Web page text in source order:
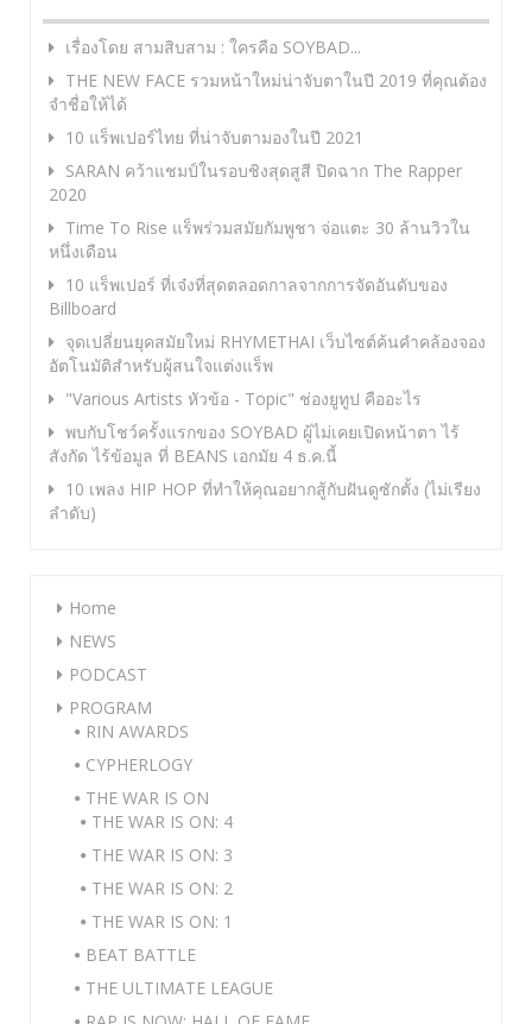
เรื่องโดย สามสิบสาม : ใครคือ SOYBAD...
THE NEW FACE รวมหน้าใหม่น่าจับตาในปี 2019 ที่คุณต้อง
จำชื่อให้ได้
10 แร็พเปอร์ไทย ที่น่าจับตามองในปี 2021
SARAN คว้าแชมป์ในรอบชิงสุดสูสี ปิดฉาก The Rapper
2020
Time To Rise แร็พร่วมสมัยกัมพูชา จ่อแตะ 30 ล้านวิวใน
หนึ่งเดือน
10 แร็พเปอร์ ที่เจ๋งที่สุดตลอดกาลจากการจัดอันดับของ
Billboard
จุดเปลี่ยนยุคสมัยใหม่ RHYMETHAI เว็บไซต์ค้นคำคล้องจอง
อัตโนมัติสำหรับผู้สนใจแต่งแร็พ
"Various Artists หัวข้อ - Topic" ช่องยูทูป คืออะไร
พบกับโชว์ครั้งแรกของ SOYBAD ผู้ไม่เคยเปิดหน้าตา ไร้
สังกัด ไร้ข้อมูล ที่ BEANS เอกมัย 4 ธ.ค.นี้
10 เพลง HIP HOP ที่ทำให้คุณอยากสู้กับฝันดูซักตั้ง (ไม่เรียง
ลำดับ)
Home
NEWS
PODCAST
PROGRAM
RIN AWARDS
CYPHERLOGY
THE WAR IS ON
THE WAR IS ON: 4
THE WAR IS ON: 3
THE WAR IS ON: 2
THE WAR IS ON: 1
BEAT BATTLE
THE ULTIMATE LEAGUE